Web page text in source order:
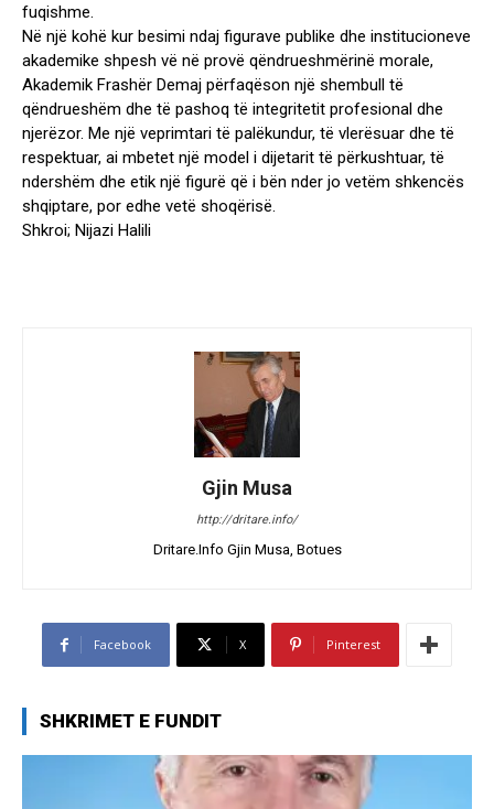
fuqishme.
Në një kohë kur besimi ndaj figurave publike dhe institucioneve
akademike shpesh vë në provë qëndrueshmërinë morale,
Akademik Frashër Demaj përfaqëson një shembull të
qëndrueshëm dhe të pashoq të integritetit profesional dhe
njerëzor. Me një veprimtari të palëkundur, të vlerësuar dhe të
respektuar, ai mbetet një model i dijetarit të përkushtuar, të
ndershëm dhe etik një figurë që i bën nder jo vetëm shkencës
shqiptare, por edhe vetë shoqërisë.
Shkroi; Nijazi Halili
Gjin Musa
http://dritare.info/
Dritare.Info Gjin Musa, Botues
Facebook X Pinterest
SHKRIMET E FUNDIT